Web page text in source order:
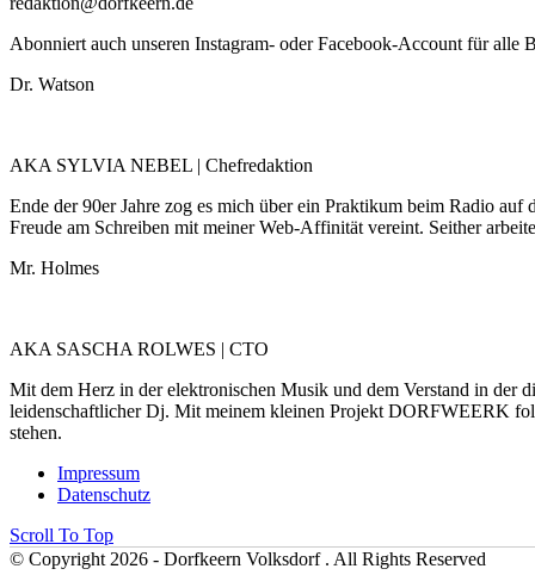
Abonniert auch unseren Instagram- oder Facebook-Account für alle
Dr. Watson
AKA SYLVIA NEBEL | Chefredaktion
Ende der 90er Jahre zog es mich über ein Praktikum beim Radio
Freude am Schreiben mit meiner Web-Affinität vereint. Seither
Mr. Holmes
AKA SASCHA ROLWES | CTO
Mit dem Herz in der elektronischen Musik und dem Verstand in der
leidenschaftlicher Dj. Mit meinem kleinen Projekt DORFWEERK
stehen.
Impressum
Datenschutz
Scroll To Top
© Copyright 2026 - Dorfkeern Volksdorf . All Rights Reserved